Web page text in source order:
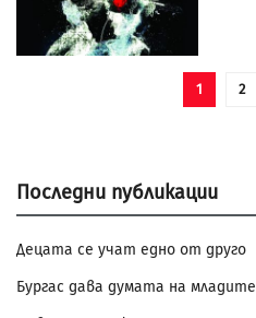
1 2
Последни публикации
Децата се учат едно от друго
Бургас дава думата на младите